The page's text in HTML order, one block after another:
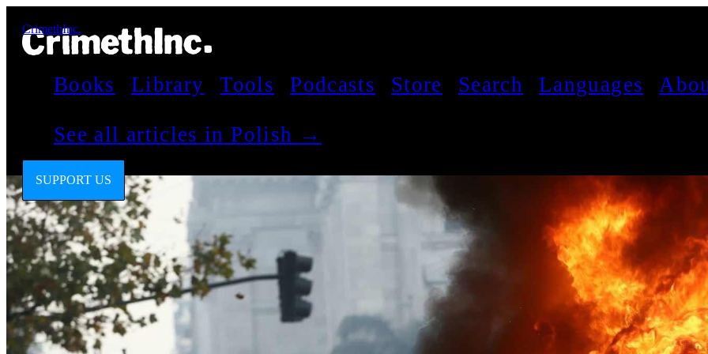
CrimethInc.
Books Library Tools Podcasts Store Search Languages
See all articles in Polish →
SUPPORT US